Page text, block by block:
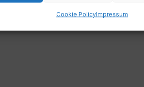
Cookie PolicyImpressum
Lavamünd wird nach der
Am Foto von 1943 zu sehen